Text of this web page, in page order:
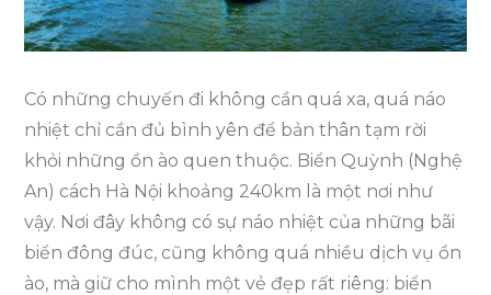
1
Đêm
Có những chuyến đi không cần quá xa, quá náo
nhiệt chỉ cần đủ bình yên để bản thân tạm rời
khỏi những ồn ào quen thuộc. Biển Quỳnh (Nghệ
An) cách Hà Nội khoảng 240km là một nơi như
vậy. Nơi đây không có sự náo nhiệt của những bãi
biển đông đúc, cũng không quá nhiều dịch vụ ồn
ào, mà giữ cho mình một vẻ đẹp rất riêng: biển